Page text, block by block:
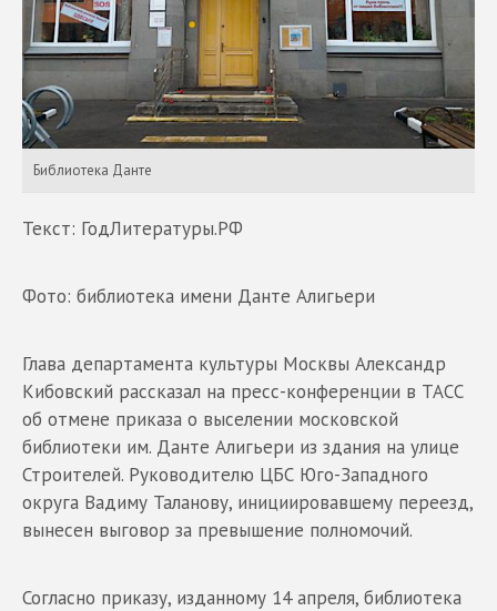
Библиотека Данте
Текст: ГодЛитературы.РФ
Фото: библиотека имени Данте Алигьери
Глава департамента культуры Москвы Александр
Кибовский рассказал на пресс-конференции в ТАСС
об отмене приказа о выселении московской
библиотеки им. Данте Алигьери из здания на улице
Строителей. Руководителю ЦБС Юго-Западного
округа Вадиму Таланову, инициировавшему переезд,
вынесен выговор за превышение полномочий.
Согласно приказу, изданному 14 апреля, библиотека